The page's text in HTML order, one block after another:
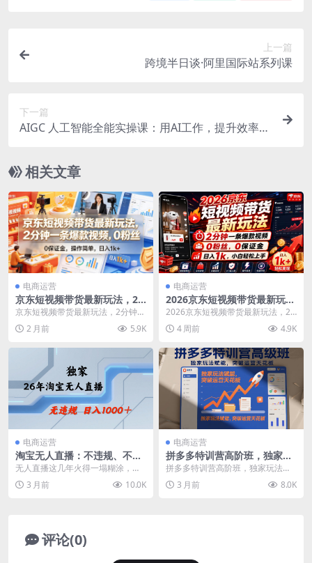
上一篇
跨境半日谈·阿里国际站系列课
下一篇
AIGC 人工智能全能实操课：用AI工作，提升效率，
相关文章
电商运营
京东短视频带货最新玩法，2
分钟一条爆款视频，0粉丝，0
【揭秘】
京东短视频带货最新玩法，2分钟一
条爆款视频，0粉丝，0保证金，操
作简单，日入1k...
2 月前 5.9K
电商运营
2026京东短视频带货最新玩
法，2分钟一条爆款视频，0粉
轻松上手【揭秘】
2026京东短视频带货最新玩法，2
分钟一条爆款视频，0粉丝，0保证
金，日入1k，...
4 周前 4.9K
电商运营
淘宝无人直播：不违规、不封
号，直播35小时狂卖13万，全
作
无人直播这几年火得一塌糊涂，但
从25年开始，只有淘宝还能做！ 抖
音、快手的无人直...
3 月前 10.0K
电商运营
拼多多特训营高阶班，独家玩
法赋能，突破运营天花板(更新
拼多多特训营高阶班，独家玩法赋
能，突破运营天花板（更新26年5
月15日） 5月1...
3 月前 8.0K
评论(0)